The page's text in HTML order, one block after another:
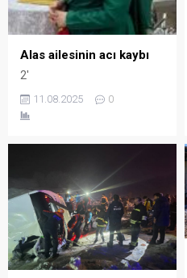
Alas ailesinin acı kaybı
2'
11.08.2025 0